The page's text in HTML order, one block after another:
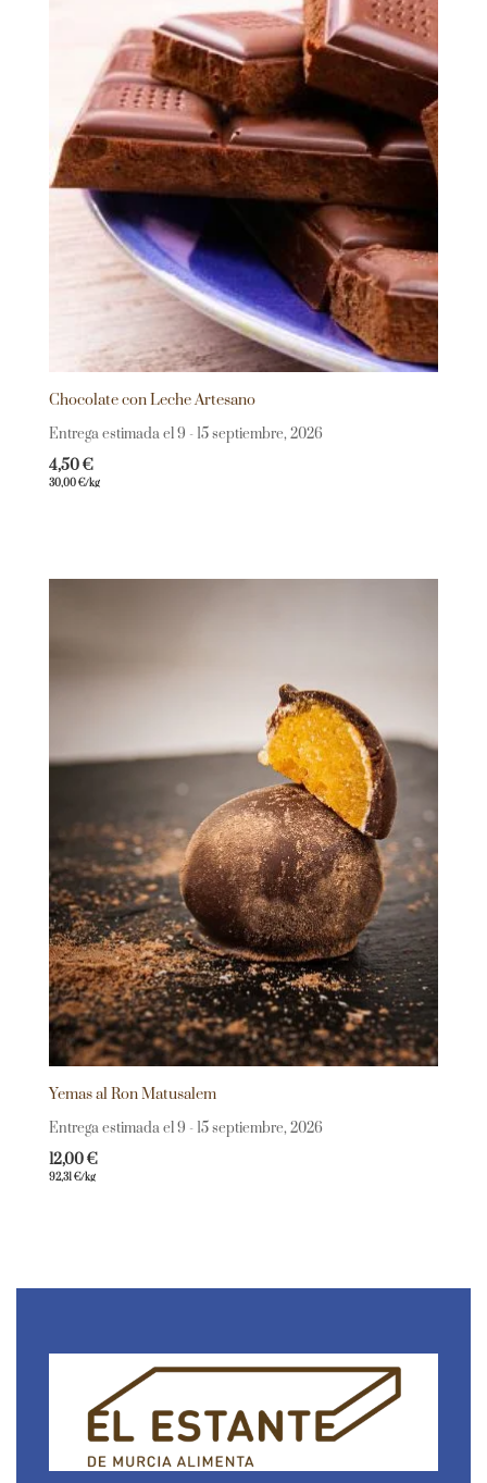
Chocolate con Leche Artesano
Entrega estimada el 9 - 15 septiembre, 2026
4,50€
30,00€/kg
Yemas al Ron Matusalem
Entrega estimada el 9 - 15 septiembre, 2026
12,00€
92,31€/kg